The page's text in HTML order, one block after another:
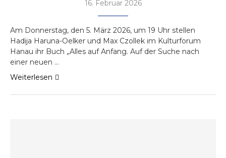
16. Februar 2026
Am Donnerstag, den 5. März 2026, um 19 Uhr stellen
Hadija Haruna-Oelker und Max Czollek im Kulturforum
Hanau ihr Buch „Alles auf Anfang. Auf der Suche nach
einer neuen …
Weiterlesen